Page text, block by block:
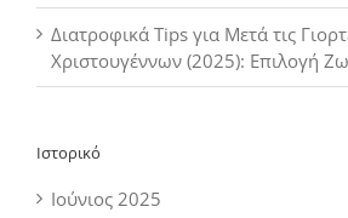
Διατροφικά Tips για Μετά τις
Χριστουγέννων (2025): Επιλογή
Ιστορικό
Ιούνιος 2025